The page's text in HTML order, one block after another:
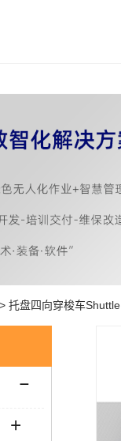
> 托盘四向穿梭车Shuttle